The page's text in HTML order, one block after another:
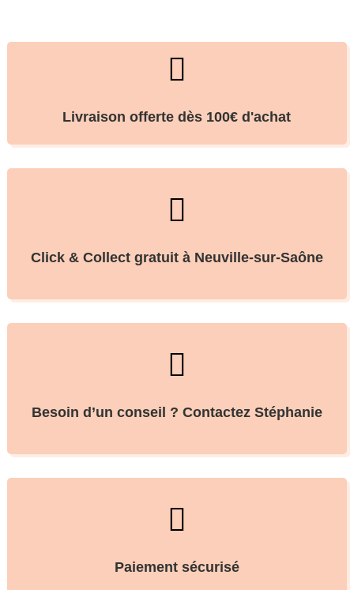

Livraison offerte dès 100€ d'achat

Click & Collect gratuit à Neuville-sur-Saône

Besoin d’un conseil ? Contactez Stéphanie

Paiement sécurisé